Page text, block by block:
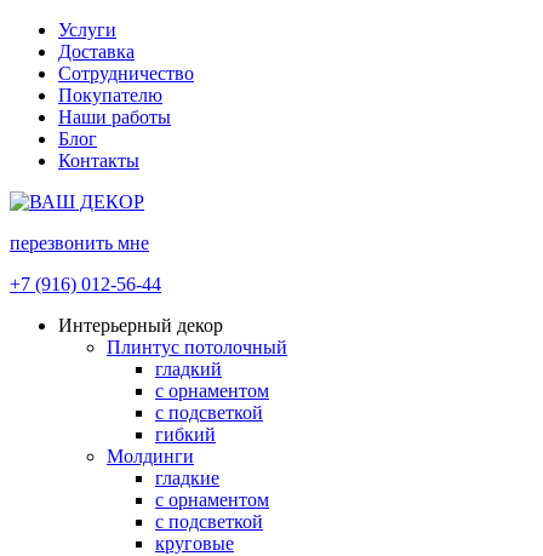
Услуги
Доставка
Сотрудничество
Покупателю
Наши работы
Блог
Контакты
перезвонить мне
+7 (916) 012-56-44
Интерьерный декор
Плинтус потолочный
гладкий
с орнаментом
с подсветкой
гибкий
Молдинги
гладкие
с орнаментом
с подсветкой
круговые